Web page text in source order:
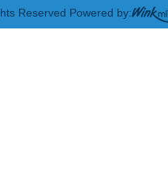
Reserved Powered by: